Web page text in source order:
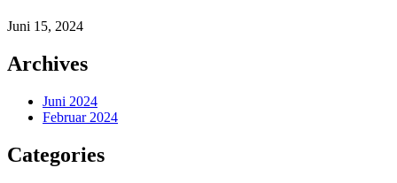
Juni 15, 2024
Archives
Juni 2024
Februar 2024
Categories